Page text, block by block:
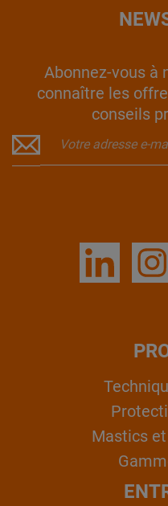
Abonnez-vous à
connaître les
conseils
Mastics